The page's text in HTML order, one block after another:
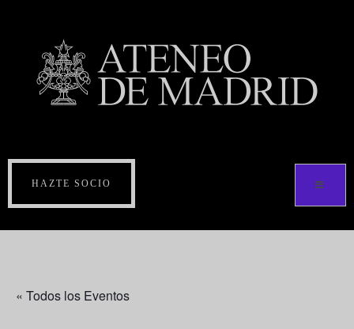
HAZTE SOCIO
« Todos los Eventos